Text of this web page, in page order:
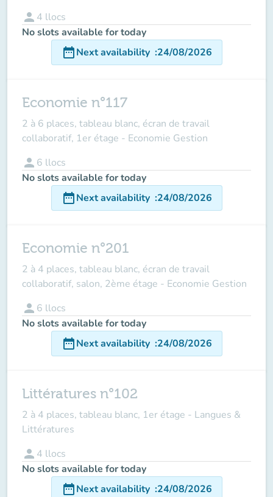
person 4 llocs
No slots available for today
date_rangeNext availability :24/08/2026
Economie n°117
2 à 6 places, tableau blanc, écran de travail
collaboratif, 1er étage - Economie Gestion
person 6 llocs
No slots available for today
date_rangeNext availability :24/08/2026
Economie n°201
2 à 4 places, tableau blanc, écran de travail
collaboratif, salon, 2ème étage - Economie Gestion
person 6 llocs
No slots available for today
date_rangeNext availability :24/08/2026
Littératures n°102
2 à 4 places, tableau blanc, 1er étage - Langues &
Littératures
person 4 llocs
No slots available for today
date_rangeNext availability :24/08/2026